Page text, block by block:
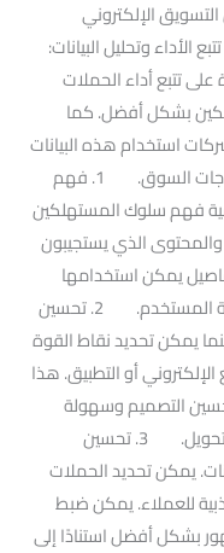
الإلكتروني
الأداء وتحليل البيانات:
تتبع أداء الحملات
بشكل أفضل. كما
استخدام هذه البيانات
لتحسين استراتيجياتها وتكييفها وفقاً لاحتياجات السوق. 1. فهم
فهم سلوك المستهلكين
الذي يستجيبون
يمكن استخدامها
لتكييف استراتيجيات التسويق وتحسين تجربة المستخدم. 2. تحسين
يمكن تحديد نقاط القوة
أو التطبيق. هذا
التصميم وسهولة
الاستخدام، مما يؤدي إلى زيادة معدلات التحويل. 3. تحسين
يمكن تحديد الحملات
للعملاء. يمكن ضبط
بشكل أفضل استنادًا إلى